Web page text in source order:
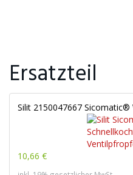
Ersatzteil
Silit 2150047667 Sicomatic®
10,66 €